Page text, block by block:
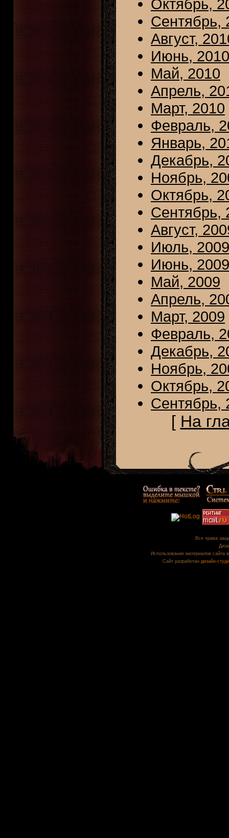
Октябрь,
Сентябрь,
Август,
Июнь, 2010
Май, 2010
Апрель,
Март, 2010
Февраль,
Январь,
Декабрь,
Ноябрь,
Октябрь,
Сентябрь,
Август,
Июль, 2009
Июнь, 2009
Май, 2009
Апрель,
Март, 2009
Февраль,
Декабрь,
Ноябрь,
Октябрь,
Сентябрь,
[ На
Все права
Использование материалов сайта
Сайт разработан дизайн-